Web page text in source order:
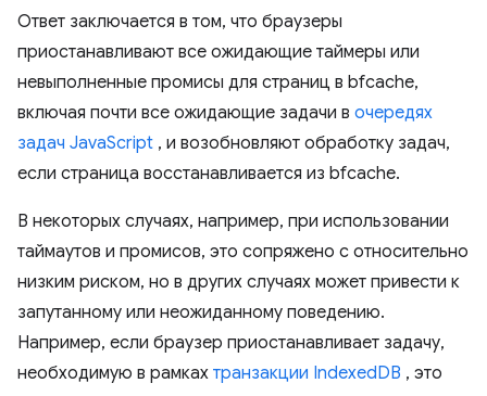
Ответ заключается в том, что браузеры
приостанавливают все ожидающие таймеры или
невыполненные промисы для страниц в bfcache,
включая почти все ожидающие задачи в очередях
задач JavaScript , и возобновляют обработку задач,
если страница восстанавливается из bfcache.
В некоторых случаях, например, при использовании
таймаутов и промисов, это сопряжено с относительно
низким риском, но в других случаях может привести к
запутанному или неожиданному поведению.
Например, если браузер приостанавливает задачу,
необходимую в рамках транзакции IndexedDB , это